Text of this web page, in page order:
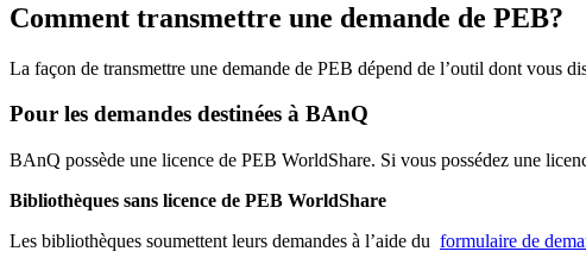
Comment transmettre une demande de PEB?
La façon de transmettre une demande de PEB dépend de l’outil dont vous
Pour les demandes destinées à BAnQ
BAnQ possède une licence de PEB WorldShare. Si vous possédez une
Bibliothèques sans licence de PEB WorldShare
Les bibliothèques soumettent leurs demandes à l’aide du formulaire de